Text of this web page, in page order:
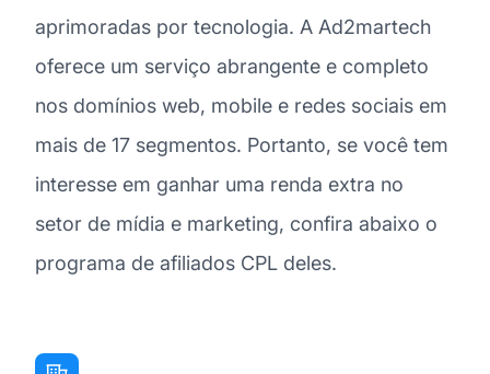
aprimoradas por tecnologia. A Ad2martech
oferece um serviço abrangente e completo
nos domínios web, mobile e redes sociais em
mais de 17 segmentos. Portanto, se você tem
interesse em ganhar uma renda extra no
setor de mídia e marketing, confira abaixo o
programa de afiliados CPL deles.